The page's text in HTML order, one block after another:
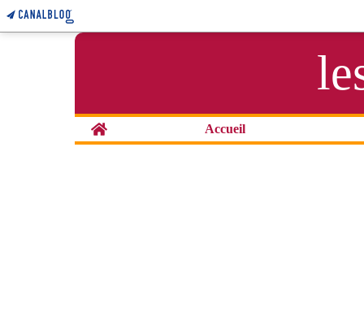
Home Accueil